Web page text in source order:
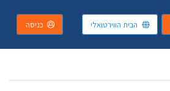
הבית הווירטואלי כניסה